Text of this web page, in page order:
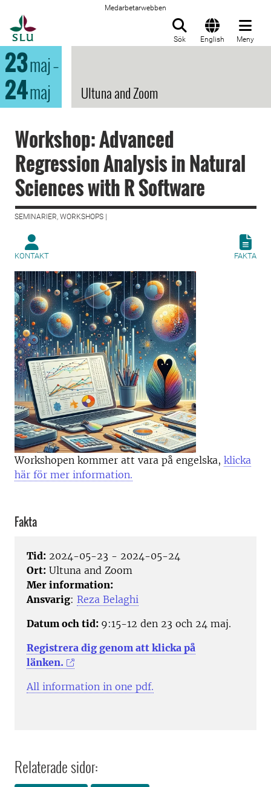
Medarbetarwebben
Sök English Meny
23maj–
24maj Ultuna and Zoom
Workshop: Advanced
Regression Analysis in Natural
Sciences with R Software
SEMINARIER, WORKSHOPS |
KONTAKT FAKTA
Workshopen kommer att vara på engelska, klicka
här för mer information.
Fakta
Tid: 2024-05-23 - 2024-05-24
Ort: Ultuna and Zoom
Mer information:
Ansvarig: Reza Belaghi
Datum och tid: 9:15-12 den 23 och 24 maj.
Registrera dig genom att klicka på
länken.
All information in one pdf.
Relaterade sidor: